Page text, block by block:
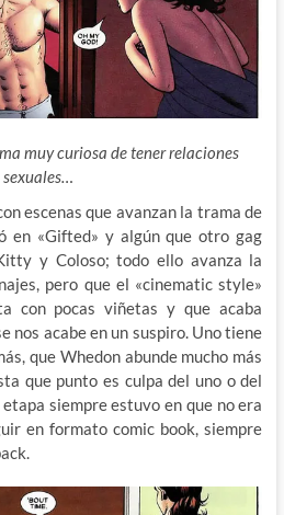
muy curiosa de tener relaciones
sexuales…
escenas que avanzan la trama de
en «Gifted» y algún que otro gag
y Coloso; todo ello avanza la
pero que el «cinematic style»
con pocas viñetas y que acaba
nos acabe en un suspiro. Uno tiene
que Whedon abunde mucho más
que punto es culpa del uno o del
siempre estuvo en que no era
en formato comic book, siempre